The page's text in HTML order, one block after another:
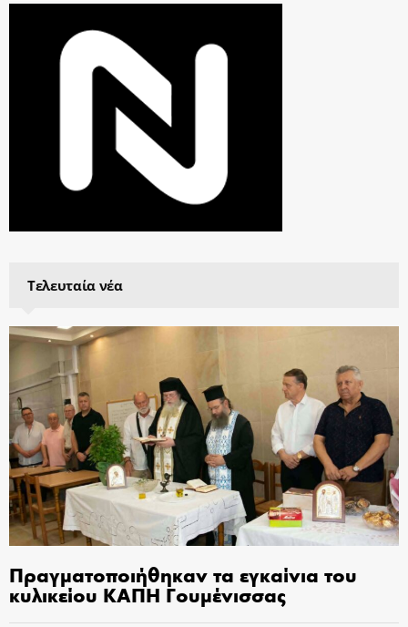
Τελευταία νέα
Πραγματοποιήθηκαν τα εγκαίνια του
κυλικείου ΚΑΠΗ Γουμένισσας